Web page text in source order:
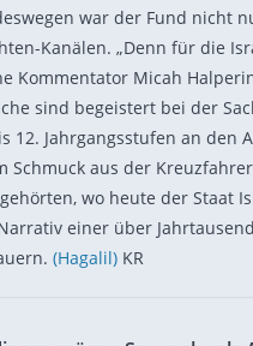
war der Fund nicht
Kanälen. „Denn für die
Kommentator Micah
sind begeistert bei der
12. Jahrgangsstufen an
Schmuck aus der
wo heute der Staat
einer über
(Hagalil) KR